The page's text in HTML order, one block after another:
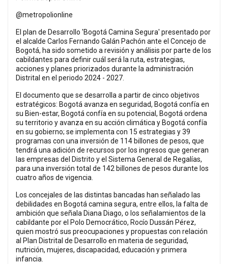
@metropolionline
El plan de Desarrollo 'Bogotá Camina Segura' presentado por
el alcalde Carlos Fernando Galán Pachón ante el Concejo de
Bogotá, ha sido sometido a revisión y análisis por parte de los
cabildantes para definir cuál será la ruta, estrategias,
acciones y planes priorizados durante la administración
Distrital en el periodo 2024 - 2027.
El documento que se desarrolla a partir de cinco objetivos
estratégicos: Bogotá avanza en seguridad, Bogotá confía en
su Bien-estar, Bogotá confía en su potencial, Bogotá ordena
su territorio y avanza en su acción climática y Bogotá confía
en su gobierno; se implementa con 15 estrategias y 39
programas con una inversión de 114 billones de pesos, que
tendrá una adición de recursos por los ingresos que generan
las empresas del Distrito y el Sistema General de Regalías,
para una inversión total de 142 billones de pesos durante los
cuatro años de vigencia.
Los concejales de las distintas bancadas han señalado las
debilidades en Bogotá camina segura, entre ellos, la falta de
ambición que señala Diana Diago, o los señalamientos de la
cabildante por el Polo Democrático, Rocío Dussán Pérez,
quien mostró sus preocupaciones y propuestas con relación
al Plan Distrital de Desarrollo en materia de seguridad,
nutrición, mujeres, discapacidad, educación y primera
infancia.